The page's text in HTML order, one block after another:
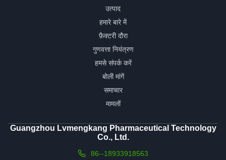
उत्पाद
हमारे बारे में
फ़ैक्टरी दौरा
गुणवत्ता नियंत्रण
हमसे संपर्क करें
बोली मांगें
समाचार
मामलों
Guangzhou Lvmengkang Pharmaceutical Technology
Co., Ltd.
86--18933918563